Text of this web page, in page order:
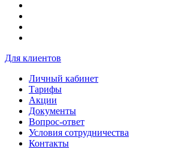
Для клиентов
Личный кабинет
Тарифы
Акции
Документы
Вопрос-ответ
Условия сотрудничества
Контакты